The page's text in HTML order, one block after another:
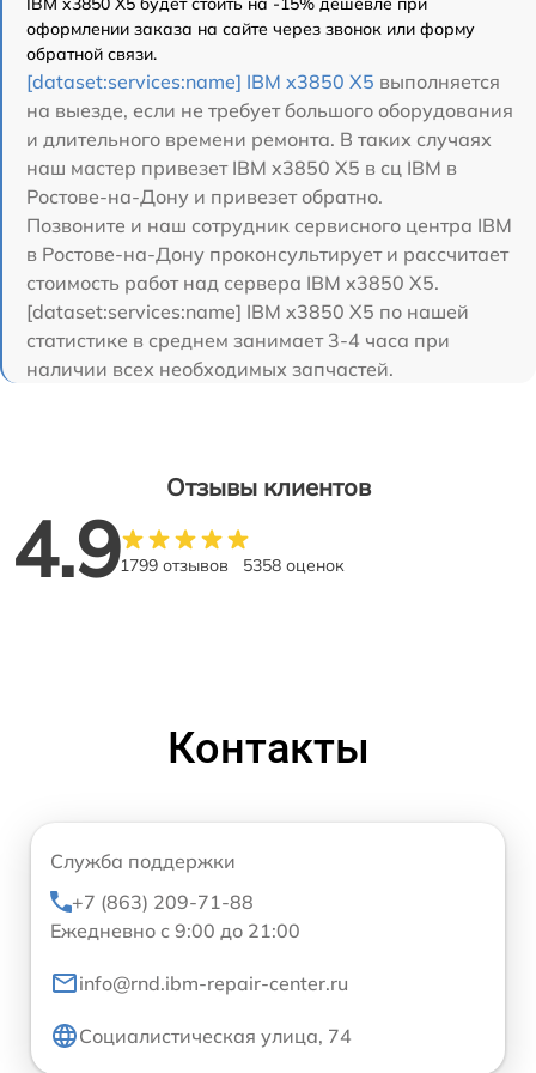
оформлении заказа на сайте через звонок или форму
обратной связи.
[dataset:services:name] IBM x3850 X5 выполняется
на выезде, если не требует большого оборудования
и длительного времени ремонта. В таких случаях
наш мастер привезет IBM x3850 X5 в сц IBM в
Ростове-на-Дону и привезет обратно.
Позвоните и наш сотрудник сервисного центра IBM
в Ростове-на-Дону проконсультирует и рассчитает
стоимость работ над сервера IBM x3850 X5.
[dataset:services:name] IBM x3850 X5 по нашей
статистике в среднем занимает 3-4 часа при
наличии всех необходимых запчастей.
Отзывы клиентов
4.91799 отзывов 5358 оценок
Контакты
Служба поддержки
+7 (863) 209-71-88
Ежедневно с 9:00 до 21:00
info@rnd.ibm-repair-center.ru
Социалистическая улица, 74